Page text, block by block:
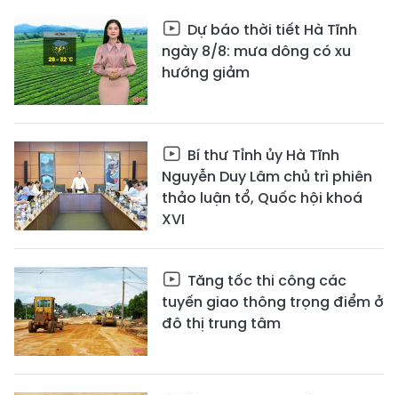
Dự báo thời tiết Hà Tĩnh
ngày 8/8: mưa dông có xu
hướng giảm
Bí thư Tỉnh ủy Hà Tĩnh
Nguyễn Duy Lâm chủ trì phiên
thảo luận tổ, Quốc hội khoá
XVI
Tăng tốc thi công các
tuyến giao thông trọng điểm ở
đô thị trung tâm